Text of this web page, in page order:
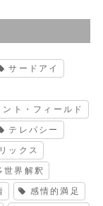
サードアイ
ト・フィールド
テレパシー
ックス
世界解釈
感情的満足